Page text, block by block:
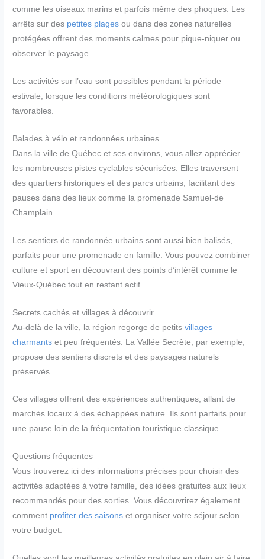
comme les oiseaux marins et parfois même des phoques. Les
arrêts sur des petites plages ou dans des zones naturelles
protégées offrent des moments calmes pour pique-niquer ou
observer le paysage.
Les activités sur l’eau sont possibles pendant la période
estivale, lorsque les conditions météorologiques sont
favorables.
Balades à vélo et randonnées urbaines
Dans la ville de Québec et ses environs, vous allez apprécier
les nombreuses pistes cyclables sécurisées. Elles traversent
des quartiers historiques et des parcs urbains, facilitant des
pauses dans des lieux comme la promenade Samuel-de
Champlain.
Les sentiers de randonnée urbains sont aussi bien balisés,
parfaits pour une promenade en famille. Vous pouvez combiner
culture et sport en découvrant des points d’intérêt comme le
Vieux-Québec tout en restant actif.
Secrets cachés et villages à découvrir
Au-delà de la ville, la région regorge de petitsvillages
charmants et peu fréquentés. La Vallée Secrète, par exemple,
propose des sentiers discrets et des paysages naturels
préservés.
Ces villages offrent des expériences authentiques, allant de
marchés locaux à des échappées nature. Ils sont parfaits pour
une pause loin de la fréquentation touristique classique.
Questions fréquentes
Vous trouverez ici des informations précises pour choisir des
activités adaptées à votre famille, des idées gratuites aux lieux
recommandés pour des sorties. Vous découvrirez également
comment profiter des saisons et organiser votre séjour selon
votre budget.